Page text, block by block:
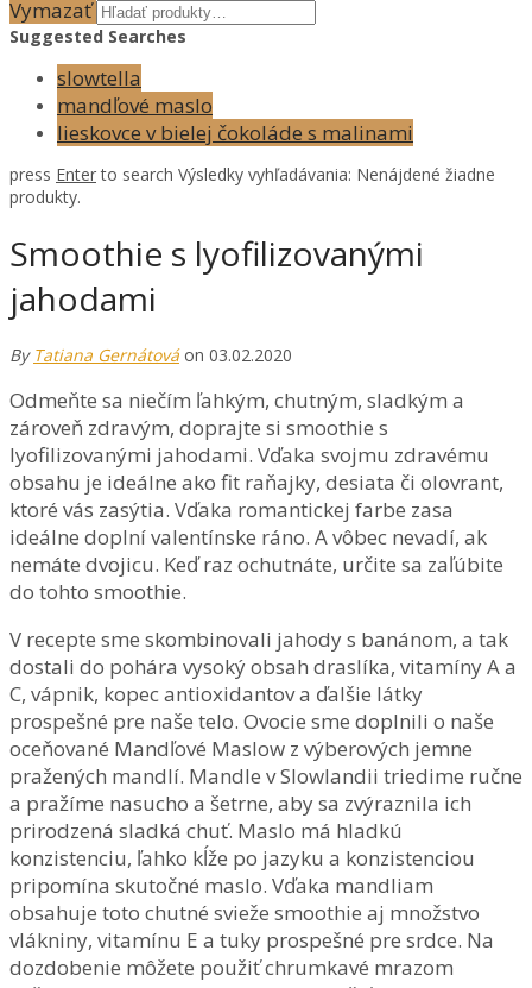
Vymazať
Suggested Searches
slowtella
mandľové maslo
lieskovce v bielej čokoláde s malinami
press Enterto search Výsledky vyhľadávania: Nenájdené žiadne
produkty.
Smoothie s lyofilizovanými
jahodami
By Tatiana Gernátová on 03.02.2020
Odmeňte sa niečím ľahkým, chutným, sladkým a
zároveň zdravým, doprajte si smoothie s
lyofilizovanými jahodami. Vďaka svojmu zdravému
obsahu je ideálne ako fit raňajky, desiata či olovrant,
ktoré vás zasýtia. Vďaka romantickej farbe zasa
ideálne doplní valentínske ráno. A vôbec nevadí, ak
nemáte dvojicu. Keď raz ochutnáte, určite sa zaľúbite
do tohto smoothie.
V recepte sme skombinovali jahody s banánom, a tak
dostali do pohára vysoký obsah draslíka, vitamíny A a
C, vápnik, kopec antioxidantov a ďalšie látky
prospešné pre naše telo. Ovocie sme doplnili o naše
oceňované Mandľové Maslow z výberových jemne
pražených mandlí. Mandle v Slowlandii triedime ručne
a pražíme nasucho a šetrne, aby sa zvýraznila ich
prirodzená sladká chuť. Maslo má hladkú
konzistenciu, ľahko kĺže po jazyku a konzistenciou
pripomína skutočné maslo. Vďaka mandliam
obsahuje toto chutné svieže smoothie aj množstvo
vlákniny, vitamínu E a tuky prospešné pre srdce. Na
dozdobenie môžete použiť chrumkavé mrazom